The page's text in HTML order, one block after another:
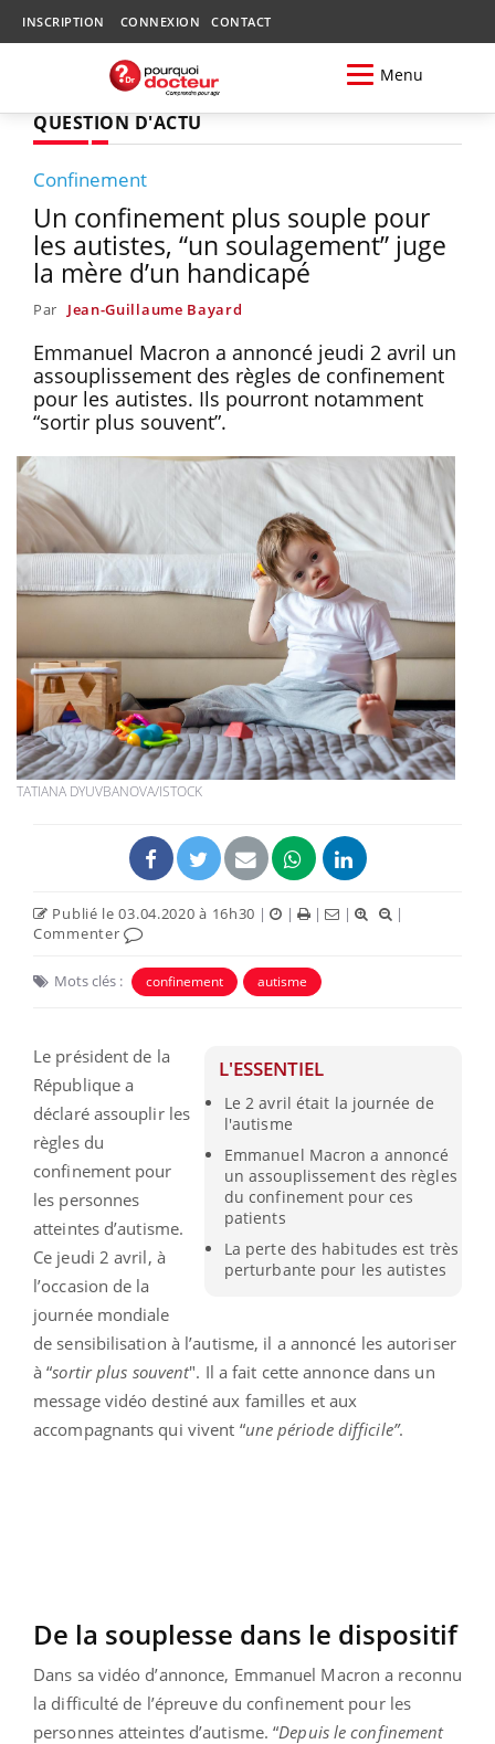
INSCRIPTION CONNEXION CONTACT
Menu
QUESTION D'ACTU
Confinement
Un confinement plus souple pour
les autistes, “un soulagement” juge
la mère d’un handicapé
Par Jean-Guillaume Bayard
Emmanuel Macron a annoncé jeudi 2 avril un
assouplissement des règles de confinement
pour les autistes. Ils pourront notamment
“sortir plus souvent”.
TATIANA DYUVBANOVA/ISTOCK
Publié le 03.04.2020 à 16h30 | | | |
|
Commenter
Mots clés : confinement autisme
L'ESSENTIEL
Le 2 avril était la journée de
l'autisme
Emmanuel Macron a annoncé
un assouplissement des règles
du confinement pour ces
patients
La perte des habitudes est très
perturbante pour les autistes
Le président de la
République a
déclaré assouplir les
règles du
confinement pour
les personnes
atteintes d’autisme.
Ce jeudi 2 avril, à
l’occasion de la
journée mondiale
de sensibilisation à l’autisme, il a annoncé les autoriser
à “sortir plus souvent". Il a fait cette annonce dans un
message vidéo destiné aux familles et aux
accompagnants qui vivent “une période difficile”.
De la souplesse dans le dispositif
Dans sa vidéo d’annonce, Emmanuel Macron a reconnu
la difficulté de l’épreuve du confinement pour les
personnes atteintes d’autisme. “Depuis le confinement